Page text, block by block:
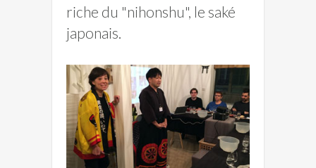
riche du "nihonshu", le saké
japonais.